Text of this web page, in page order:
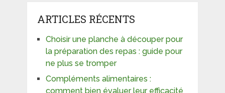
ARTICLES RÉCENTS
Choisir une planche à découper pour
la préparation des repas : guide pour
ne plus se tromper
Compléments alimentaires :
comment bien évaluer leur efficacité